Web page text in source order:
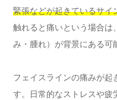
緊張などが起きているサイ
触れると痛いという場合は
み・腫れ）が背景にある可
フェイスラインの痛みが起
す。日常的なストレスや疲